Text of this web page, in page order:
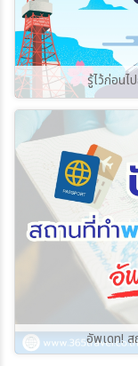
รู้ไว้ก่อนไ
อัพเดท! ส